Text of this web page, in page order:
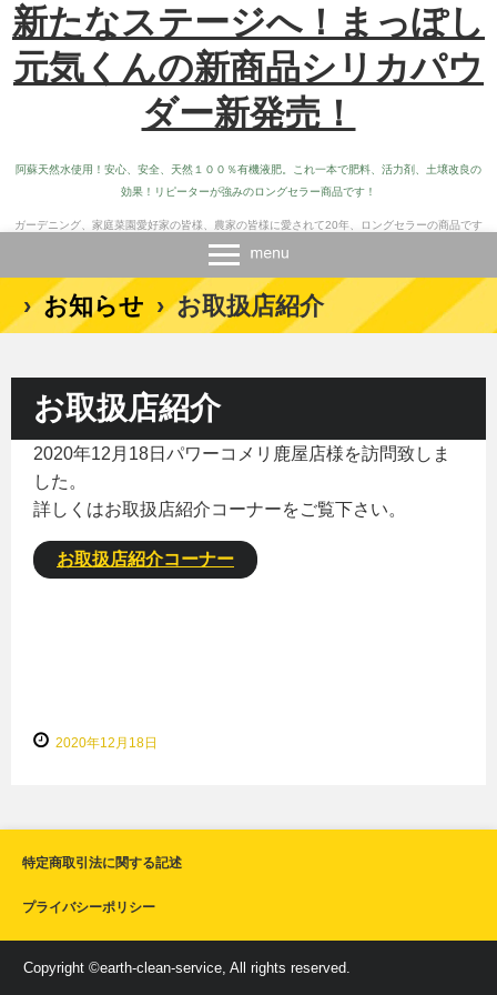
新たなステージへ！まっぽし
元気くんの新商品シリカパウ
ダー新発売！
阿蘇天然水使用！安心、安全、天然１００％有機液肥。これ一本で肥料、活力剤、土壌改良の
効果！リピーターが強みのロングセラー商品です！
ガーデニング、家庭菜園愛好家の皆様、農家の皆様に愛されて20年、ロングセラーの商品です
› お知らせ › お取扱店紹介
お取扱店紹介
2020年12月18日パワーコメリ鹿屋店様を訪問致しま
した。
詳しくはお取扱店紹介コーナーをご覧下さい。
お取扱店紹介コーナー
2020年12月18日
特定商取引法に関する記述
プライバシーポリシー
Copyright ©earth-clean-service, All rights reserved.